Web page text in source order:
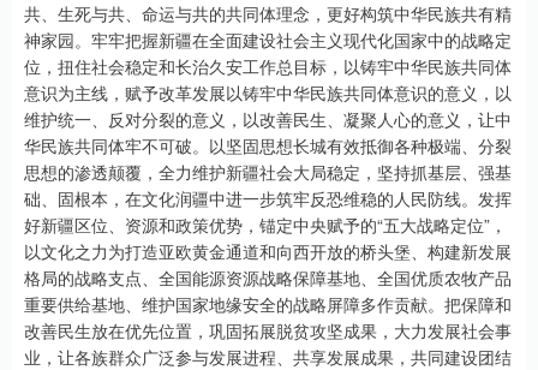
共、生死与共、命运与共的共同体理念，更好构筑中华民族共有精
神家园。牢牢把握新疆在全面建设社会主义现代化国家中的战略定
位，扭住社会稳定和长治久安工作总目标，以铸牢中华民族共同体
意识为主线，赋予改革发展以铸牢中华民族共同体意识的意义，以
维护统一、反对分裂的意义，以改善民生、凝聚人心的意义，让中
华民族共同体牢不可破。以坚固思想长城有效抵御各种极端、分裂
思想的渗透颠覆，全力维护新疆社会大局稳定，坚持抓基层、强基
础、固根本，在文化润疆中进一步筑牢反恐维稳的人民防线。发挥
好新疆区位、资源和政策优势，锚定中央赋予的“五大战略定位”，
以文化之力为打造亚欧黄金通道和向西开放的桥头堡、构建新发展
格局的战略支点、全国能源资源战略保障基地、全国优质农牧产品
重要供给基地、维护国家地缘安全的战略屏障多作贡献。把保障和
改善民生放在优先位置，巩固拓展脱贫攻坚成果，大力发展社会事
业，让各族群众广泛参与发展进程、共享发展成果，共同建设团结